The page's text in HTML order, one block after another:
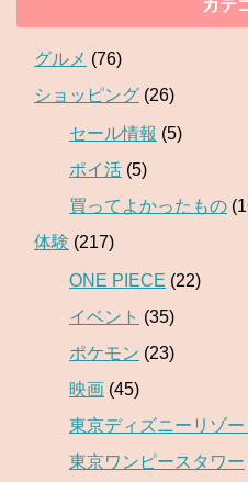
カテ
グルメ (76)
ショッピング (26)
セール情報 (5)
ポイ活 (5)
買ってよかったもの
体験 (217)
ONE PIECE (22)
イベント (35)
ポケモン (23)
映画 (45)
東京ディズニーリゾー
東京ワンピースタワー